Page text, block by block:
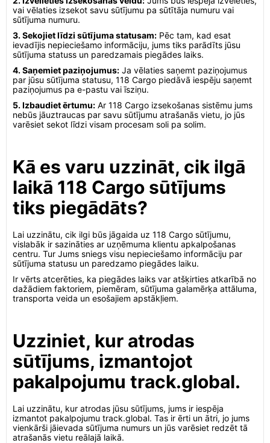
vai vēlaties izsekot savu sūtījumu pa sūtītāja numuru vai
sūtījuma numuru.
3. Sekojiet līdzi sūtījuma statusam: Pēc tam, kad esat
ievadījis nepieciešamo informāciju, jums tiks parādīts jūsu
sūtījuma statuss un paredzamais piegādes laiks.
4. Saņemiet paziņojumus: Ja vēlaties saņemt paziņojumus
par jūsu sūtījuma statusu, 118 Cargo piedāvā iespēju saņemt
paziņojumus pa e-pastu vai īsziņu.
5. Izbaudiet ērtumu: Ar 118 Cargo izsekošanas sistēmu jums
nebūs jāuztraucas par savu sūtījumu atrašanās vietu, jo jūs
varēsiet sekot līdzi visam procesam soli pa solim.
Kā es varu uzzināt, cik ilgā
laikā 118 Cargo sūtījums
tiks piegādāts?
Lai uzzinātu, cik ilgi būs jāgaida uz 118 Cargo sūtījumu,
vislabāk ir sazināties ar uzņēmuma klientu apkalpošanas
centru. Tur Jums sniegs visu nepieciešamo informāciju par
sūtījuma statusu un paredzamo piegādes laiku.
Ir vērts atcerēties, ka piegādes laiks var atšķirties atkarībā no
dažādiem faktoriem, piemēram, sūtījuma galamērķa attāluma,
transporta veida un esošajiem apstākļiem.
Uzziniet, kur atrodas
sūtījums, izmantojot
pakalpojumu track.global.
Lai uzzinātu, kur atrodas jūsu sūtījums, jums ir iespēja
izmantot pakalpojumu track.global. Tas ir ērti un ātri, jo jums
vienkārši jāievada sūtījuma numurs un jūs varēsiet redzēt tā
atrašanās vietu reālajā laikā.